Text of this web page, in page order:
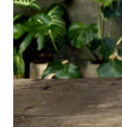
Tư vấn
Săn Tour
check-in